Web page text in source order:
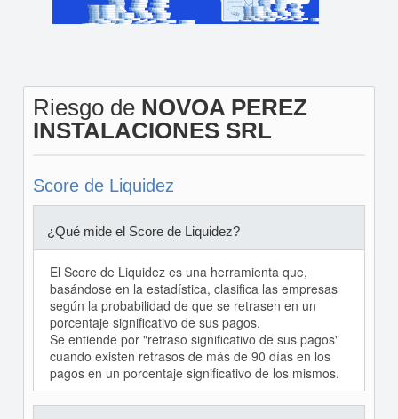
Riesgo de NOVOA PEREZ
INSTALACIONES SRL
Score de Liquidez
¿Qué mide el Score de Liquidez?
El Score de Liquidez es una herramienta que,
basándose en la estadística, clasifica las empresas
según la probabilidad de que se retrasen en un
porcentaje significativo de sus pagos.
Se entiende por "retraso significativo de sus pagos"
cuando existen retrasos de más de 90 días en los
pagos en un porcentaje significativo de los mismos.